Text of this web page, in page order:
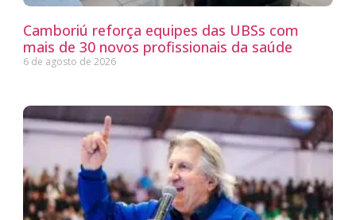
Camboriú reforça equipes das UBSs com
mais de 30 novos profissionais da saúde
6 de agosto de 2026